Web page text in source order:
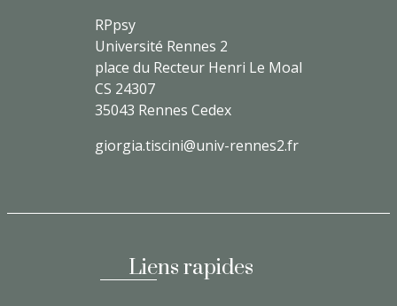
RPpsy
Université Rennes 2
place du Recteur Henri Le Moal
CS 24307
35043 Rennes Cedex
giorgia.tiscini@univ-rennes2.fr
Liens rapides